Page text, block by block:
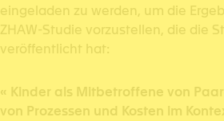
eingeladen zu werden, um die
ZHAW-Studie vorzustellen, die die
veröffentlicht hat:
« Kinder als Mitbetroffene von
von Prozessen und Kosten im